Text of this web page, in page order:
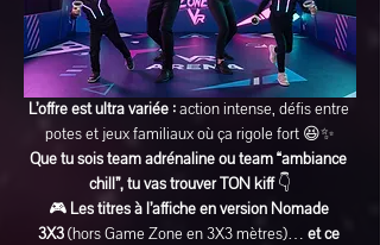
L’offre est ultra variée : action intense, défis entre
potes et jeux familiaux où ça rigole fort 😆✨
Que tu sois team adrénaline ou team “ambiance
chill”, tu vas trouver TON kiff 👇
🎮 Les titres à l’affiche en version Nomade
3X3 (hors Game Zone en 3X3 mètres)… et ce